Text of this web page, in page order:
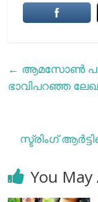
← ആമസോണ്‍
ഭാവിപറഞ്ഞ
സ്ട്രിംഗ്
You May